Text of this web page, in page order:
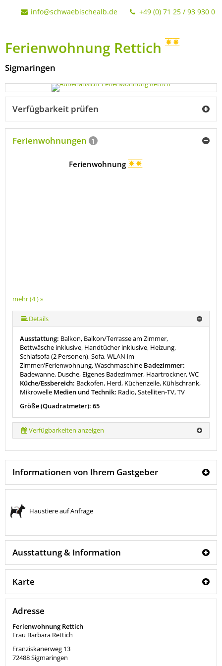
info@schwaebischealb.de +49 (0) 71 25 / 93 930 0
Ferienwohnung Rettich
Sigmaringen
Verfügbarkeit prüfen
Ferienwohnungen 1
mehr (4 ) »
Ferienwohnung
Details
Ausstattung: Balkon, Balkon/Terrasse am Zimmer,
Bettwäsche inklusive, Handtücher inklusive, Heizung,
Schlafsofa (2 Personen), Sofa, WLAN im
Zimmer/Ferienwohnung, Waschmaschine Badezimmer:
Badewanne, Dusche, Eigenes Badezimmer, Haartrockner, WC
Küche/Essbereich: Backofen, Herd, Küchenzeile, Kühlschrank,
Mikrowelle Medien und Technik: Radio, Satelliten-TV, TV
Größe (Quadratmeter): 65
Verfügbarkeiten anzeigen
Informationen von Ihrem Gastgeber
Haustiere auf Anfrage
Ausstattung & Information
Karte
Adresse
Ferienwohnung Rettich
Frau Barbara Rettich
Franziskanerweg 13
72488Sigmaringen